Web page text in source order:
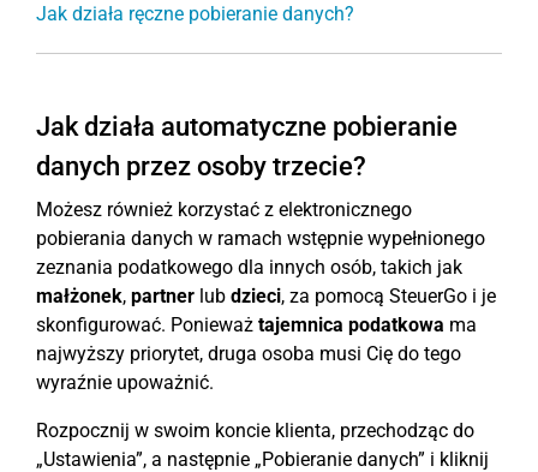
Jak działa ręczne pobieranie danych?
Jak działa automatyczne pobieranie
danych przez osoby trzecie?
Możesz również korzystać z elektronicznego
pobierania danych w ramach wstępnie wypełnionego
zeznania podatkowego dla innych osób, takich jak
małżonek, partner lub dzieci, za pomocą SteuerGo i je
skonfigurować. Ponieważ tajemnica podatkowa ma
najwyższy priorytet, druga osoba musi Cię do tego
wyraźnie upoważnić.
Rozpocznij w swoim koncie klienta, przechodząc do
„Ustawienia”, a następnie „Pobieranie danych” i kliknij